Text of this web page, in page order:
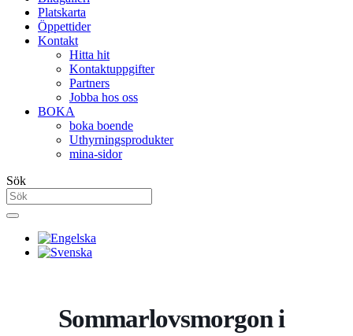
Platskarta
Öppettider
Kontakt
Hitta hit
Kontaktuppgifter
Partners
Jobba hos oss
BOKA
boka boende
Uthyrningsprodukter
mina-sidor
Sök
Sommarlovsmorgon i